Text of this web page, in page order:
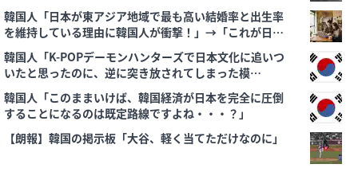
韓国人「日本が東アジア地域で最も高い結婚率と出生率
を維持している理由に韓国人が衝撃！」→「これが日本
の若者たちの生活スタイル‥」
韓国人「K-POPデーモンハンターズで日本文化に追いつ
いたと思ったのに、逆に突き放されてしまった模
様・・・」
韓国人「このままいけば、韓国経済が日本を完全に圧倒
することになるのは既定路線ですよね・・・？」
【朗報】韓国の掲示板「大谷、軽く当てただけなのに」